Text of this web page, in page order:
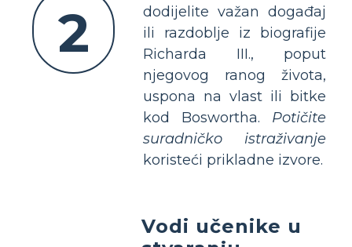
2
dodijelite važan događaj
ili razdoblje iz biografije
Richarda III., poput
njegovog ranog života,
uspona na vlast ili bitke
kod Boswortha. Potičite
suradničko istraživanje
koristeći prikladne izvore.
Vodi učenike u